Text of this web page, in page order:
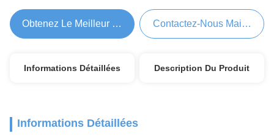
Obtenez Le Meilleur Prix Contactez-Nous Maintenant
Informations Détaillées Description Du Produit
Informations Détaillées